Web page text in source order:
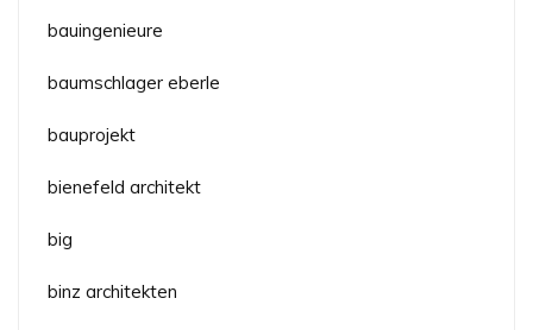
bauingenieure
baumschlager eberle
bauprojekt
bienefeld architekt
big
binz architekten